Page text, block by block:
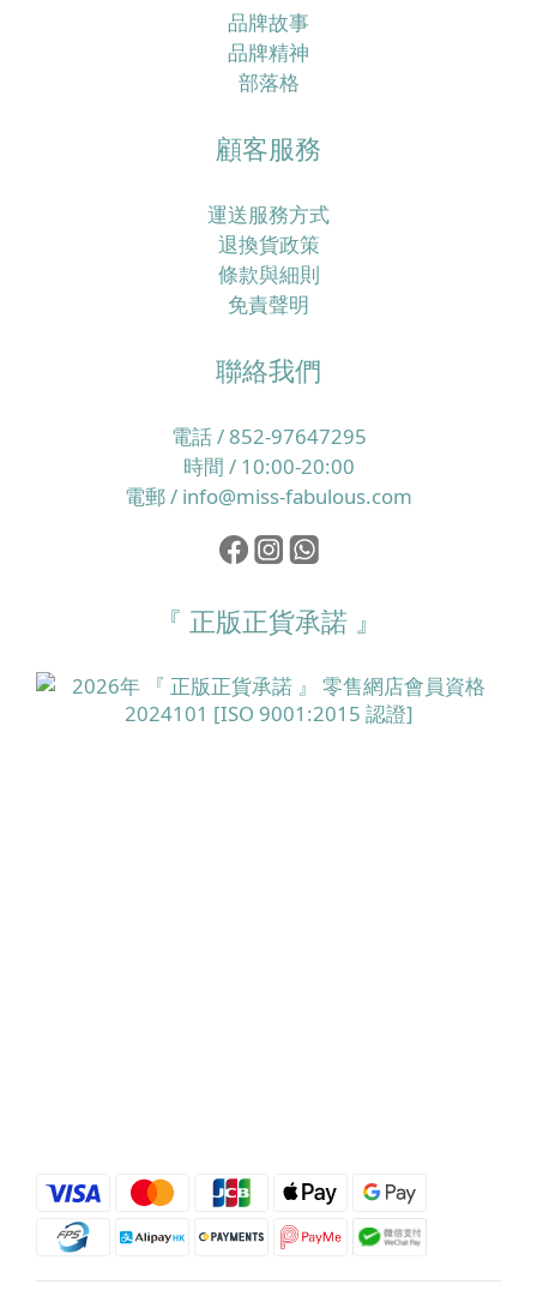
保護頭皮而分泌更多油脂，令你覺得「唔洗頭就頂唔
順」，同時高濕度又利於汗水同油脂積聚，增加痕癢、
頭皮屑甚至毛囊壓力，久而久之就會覺得甩頭髮明顯多
營養雙重失衡好多香港女生以為：頭皮好油就等於洗頭
頭水，甚至一日洗兩三次，希望可以「洗到好乾爽」；
短時間內你可能覺得輕鬆咗，但頭皮角質層同皮脂膜卻
愈來愈脆弱。 一旦屏障受損，頭皮更易發炎、起頭瘡、
痕癢同產生頭皮屑，於是身體會再分泌更多油脂保護自
外食多、蔬果及優質蛋白質攝取不足，又或經常捱夜、
壓力大，毛囊所需的微量營養素就未必夠用，令髮絲質
甩得多頭髮。 所以，改善香港濕熱季節的掉髮問題，必
須同時照顧頭皮環境同營養補給，而唔係只靠一支洗頭
水或一樽補充品就想完全解決。核心重點：穩定頭皮＋
補足毛囊微量營養素，先談得上真正養髮要令髮絲真正
生得好，最根本係兩個層面：一是頭皮環境要穩定、油
他命、礦物質及其他微量營養素，支持整個生長周期。
護甲護髮保健丸 就一次性提供 13 種營養素，其中維他
命 A、生物素及菸鹼酸有助維持正常皮膚，而鋅則有助
Doppelherz雙心全面護膚護甲護髮保健丸＋Rausch 柳
樹皮洗頭水Priorin Anti Hair Loss Capsules 270 粒屬於
專門針對掉髮人士的歐洲養髮補充品，透過提供毛囊所
需的微量營養素，由內支援頭髮生長，特別適合覺得整
品牌故事
品牌精神
部落格
顧客服務
運送服務方式
退換貨政策
條款與細則
免責聲明
聯絡我們
電話 / 852-97647295
時間 / 10:00-20:00
電郵 / info@miss-fabulous.com
『 正版正貨承諾 』